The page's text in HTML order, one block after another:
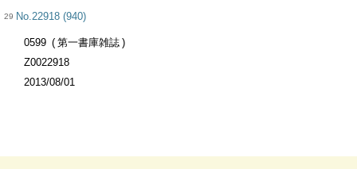
29 No.22918 (940)
0599
第一書庫雑誌
Z0022918
2013/08/01